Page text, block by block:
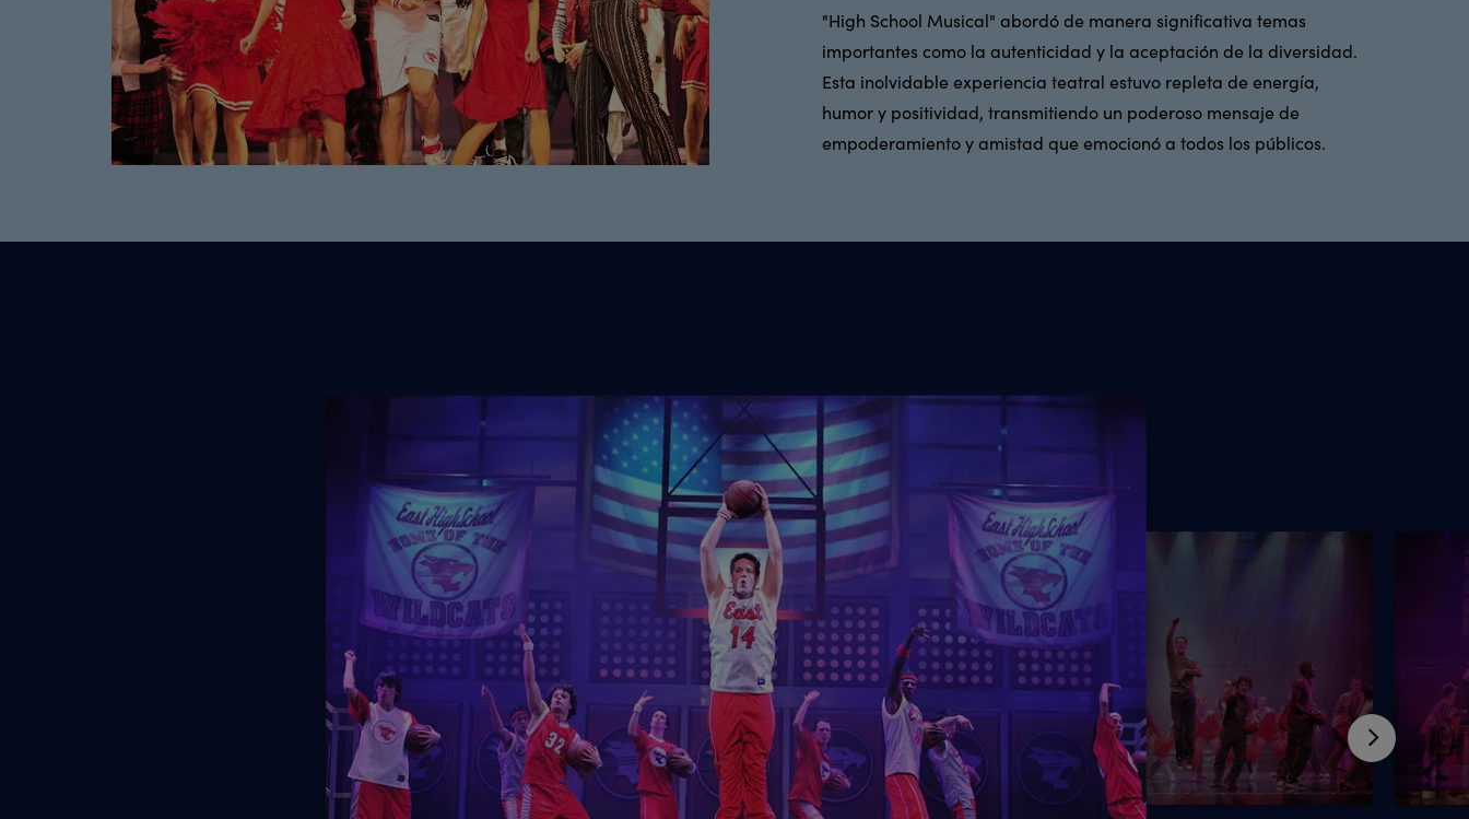
"High School Musical" abordó de manera significativa temas
importantes como la autenticidad y la aceptación de la diversidad.
Esta inolvidable experiencia teatral estuvo repleta de energía,
humor y positividad, transmitiendo un poderoso mensaje de
empoderamiento y amistad que emocionó a todos los públicos.